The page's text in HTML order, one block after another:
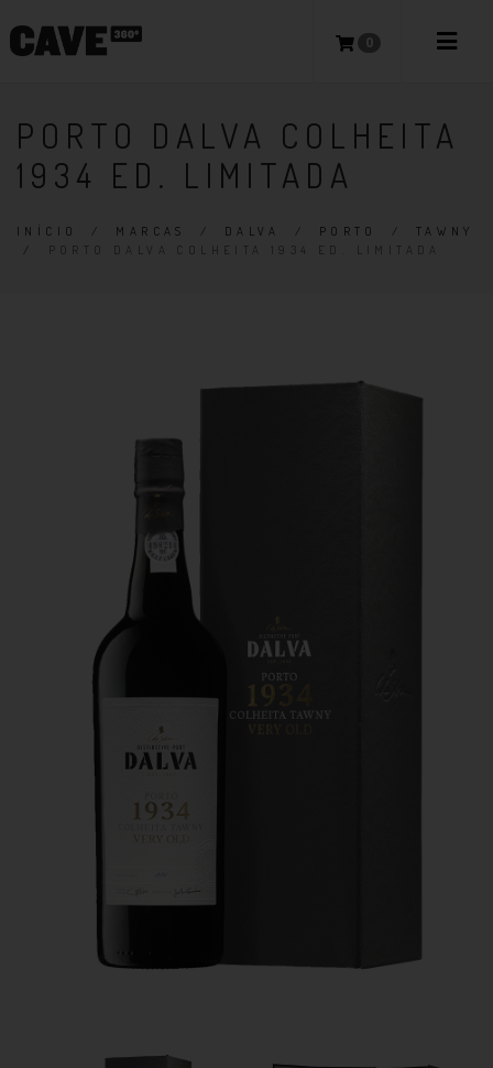
0
PORTO DALVA COLHEITA
1934 ED. LIMITADA
INÍCIO / MARCAS / DALVA / PORTO / TAWNY
/ PORTO DALVA COLHEITA 1934 ED. LIMITADA